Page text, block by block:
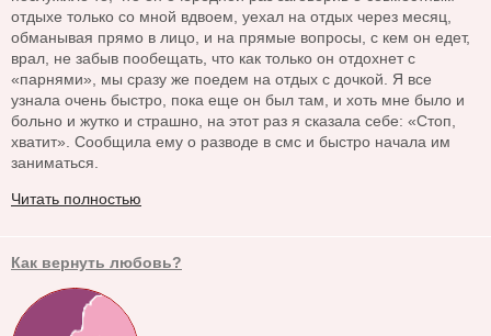
отдыхе только со мной вдвоем, уехал на отдых через месяц,
обманывая прямо в лицо, и на прямые вопросы, с кем он едет,
врал, не забыв пообещать, что как только он отдохнет с
«парнями», мы сразу же поедем на отдых с дочкой. Я все
узнала очень быстро, пока еще он был там, и хоть мне было и
больно и жутко и страшно, на этот раз я сказала себе: «Стоп,
хватит». Сообщила ему о разводе в смс и быстро начала им
заниматься.
Читать полностью
Как вернуть любовь?